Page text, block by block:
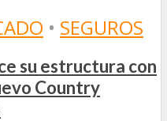
• SEGUROS
su estructura con
Country